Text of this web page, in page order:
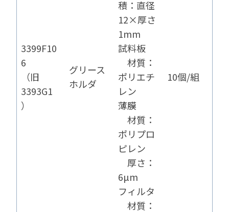
3399F10
6
（旧
3393G1
）
グリース
ホルダ
積：直径
12×厚さ
1mm
試料板
材質：
ポリエチ
レン
薄膜
材質：
ポリプロ
ピレン
厚さ：
6μm
フィルタ
材質：
10個/組